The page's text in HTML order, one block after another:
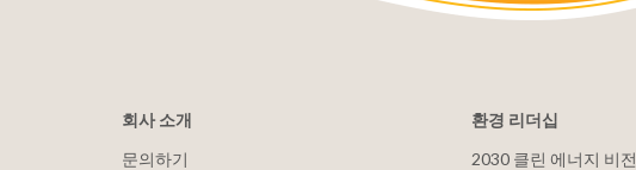
회사 소개
문의하기
환경 리더십
2030 클린 에너지 비전